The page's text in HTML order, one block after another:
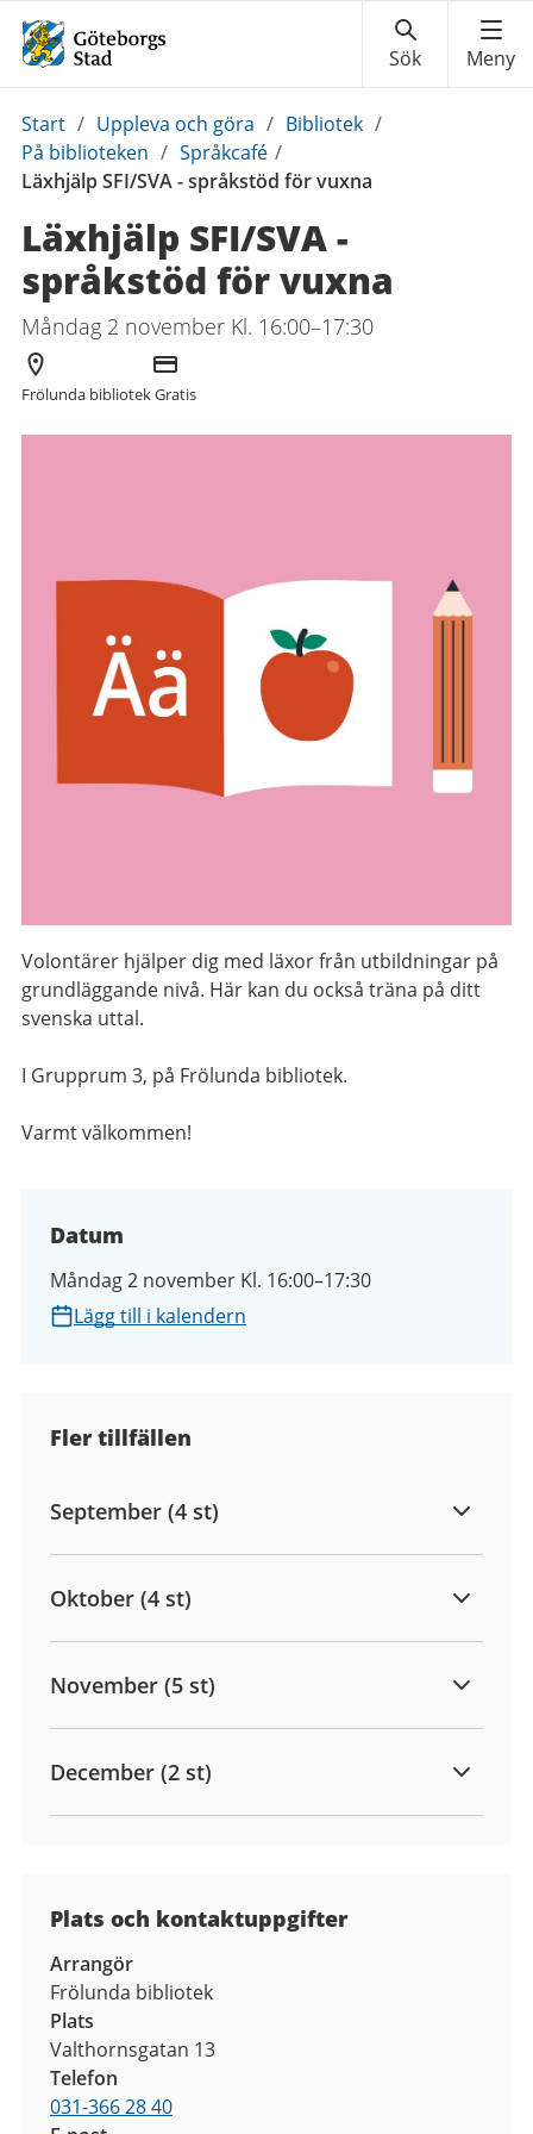
Du
är
här:
Start / Uppleva och göra / Bibliotek /
På biblioteken / Språkcafé /
Läxhjälp SFI/SVA - språkstöd för vuxna
Läxhjälp SFI/SVA -
språkstöd för vuxna
Måndag 2 november Kl. 16:00–17:30
Arrangör
Frölunda bibliotek
Kostnad
Gratis
Volontärer hjälper dig med läxor från utbildningar på
grundläggande nivå. Här kan du också träna på ditt
svenska uttal.
I Grupprum 3, på Frölunda bibliotek.
Varmt välkommen!
Datum
Måndag 2 november Kl. 16:00–17:30
Lägg till i kalendern
Fler tillfällen
September (4 st)
Oktober (4 st)
November (5 st)
December (2 st)
Plats och kontaktuppgifter
Arrangör
Frölunda bibliotek
Plats
Valthornsgatan 13
Telefon
031-366 28 40